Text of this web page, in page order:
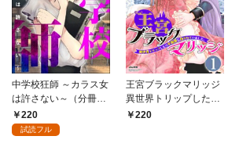
中学校狂師 ～カラス女
は許さない～（分冊
版） 【第1話】
220
試読フル
王宮ブラックマリッジ
異世界トリップしたら
宰相様に抱かれていま
220